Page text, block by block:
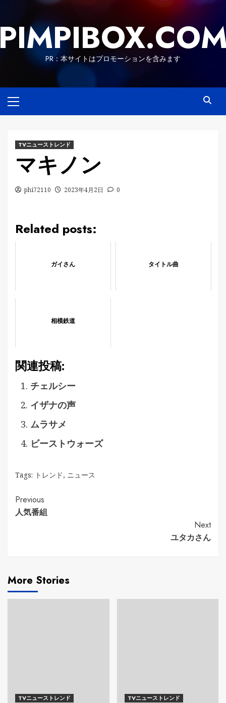
content
PR：本サイトはプロモーションを含みます
Menu
TVニューストレンド
マキノン
phi72110 2023年4月2日 0
Related posts:
ガイさん タイトル曲
相模鉄道
関連投稿:
チェルシー
イザナの声
ムラサメ
ビーストウォーズ
Tags: トレンド, ニュース
Continue
Reading
Previous
人気番組
Next
ユタカさん
More Stories
TVニューストレンド TVニューストレンド